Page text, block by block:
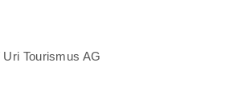
Tourismus AG